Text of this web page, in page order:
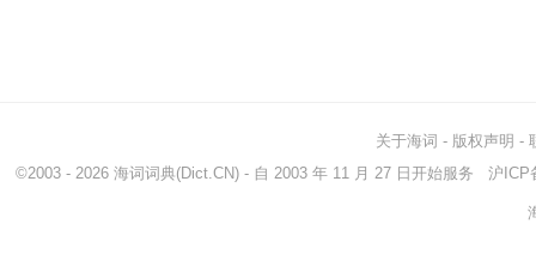
关于海词 - 版权声明 -
©2003 - 2026 海词词典(Dict.CN) - 自 2003 年 11 月 27 日开始服务 沪ICP